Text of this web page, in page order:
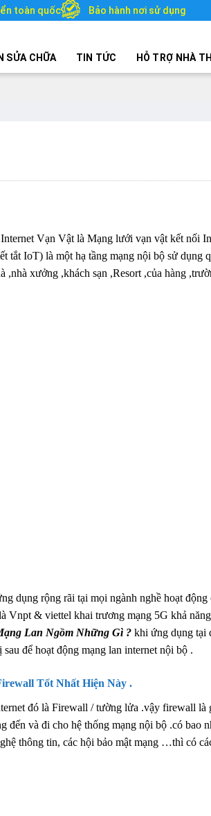
toàn quốc Bảo hành nơi sử dụng
SỬA CHỮA TIN TỨC HỖ TRỢ NHÀ
Vạn Vật là Mạng lưới vạn vật kết nối
tắt IoT) là một hạ tầng mạng nội bộ sử dụng
,nhà xưởng ,khách sạn ,Resort ,của hàng
dụng rộng rãi tại mọi ngành nghề hoạt
Vnpt & viettel khai trương mạng 5G khả
Lan Ngồm Những Gì ? khi ứng dụng tại
để hoạt động mạng lan internet nội bộ .
Tốt Nhất Hiện Này .
đó là Firewall / tường lửa .vậy firewall
đến và đi cho hệ thống mạng nội bộ .có bao
thông tin, các hội bảo mật mạng …thì có